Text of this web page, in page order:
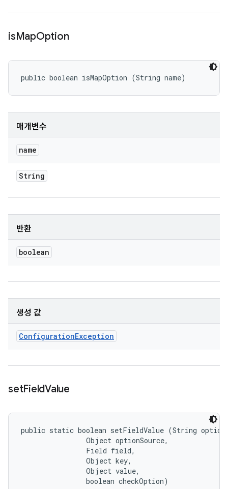
isMapOption
public boolean isMapOption (String name)
매개변수
name
String
반환
boolean
생성 값
ConfigurationException
setFieldValue
public static boolean setFieldValue (String
                Object optionSource,
                Field field,
                Object key,
                Object value,
                boolean checkOption)